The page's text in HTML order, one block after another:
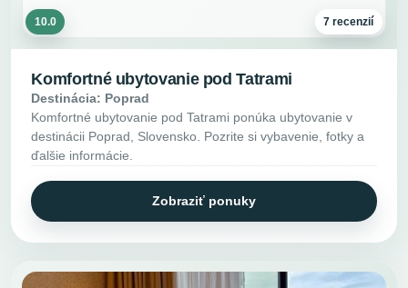
10.0 7 recenzií
Komfortné ubytovanie pod Tatrami
Destinácia: Poprad
Komfortné ubytovanie pod Tatrami ponúka ubytovanie v
destinácii Poprad, Slovensko. Pozrite si vybavenie, fotky a
ďalšie informácie.
Zobraziť ponuky